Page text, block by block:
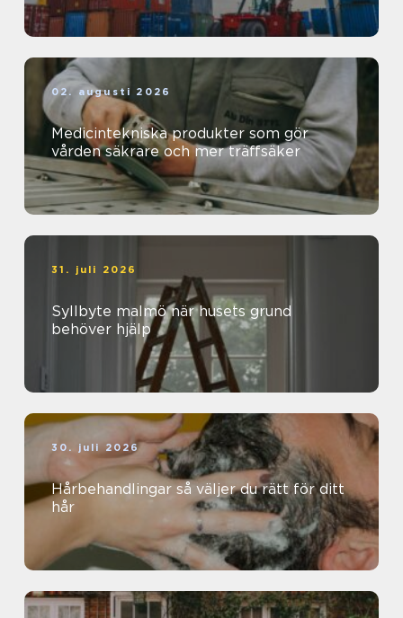
02. augusti 2026
Medicintekniska produkter som gör
vården säkrare och mer träffsäker
31. juli 2026
Syllbyte malmö när husets grund
behöver hjälp
30. juli 2026
Hårbehandlingar så väljer du rätt för ditt
hår